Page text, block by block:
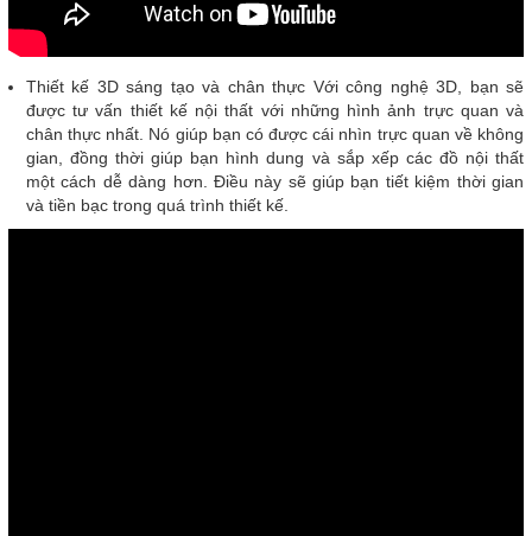
Thiết kế 3D sáng tạo và chân thực Với công nghệ 3D, bạn sẽ
được tư vấn thiết kế nội thất với những hình ảnh trực quan và
chân thực nhất. Nó giúp bạn có được cái nhìn trực quan về không
gian, đồng thời giúp bạn hình dung và sắp xếp các đồ nội thất
một cách dễ dàng hơn. Điều này sẽ giúp bạn tiết kiệm thời gian
và tiền bạc trong quá trình thiết kế.